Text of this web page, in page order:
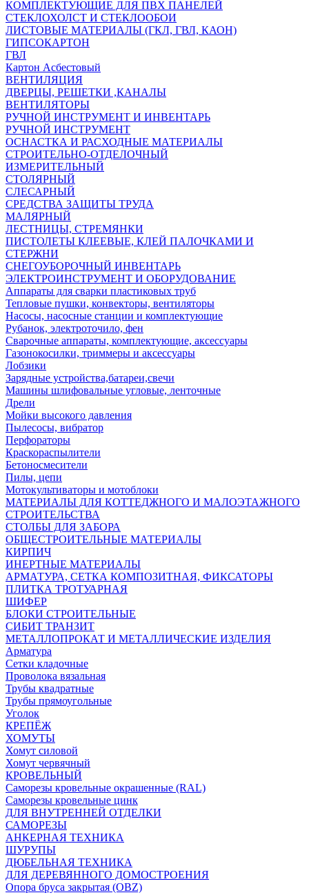
КОМПЛЕКТУЮЩИЕ ДЛЯ ПВХ ПАНЕЛЕЙ
СТЕКЛОХОЛСТ И СТЕКЛООБОИ
ЛИСТОВЫЕ МАТЕРИАЛЫ (ГКЛ, ГВЛ, КАОН)
ГИПСОКАРТОН
ГВЛ
Картон Асбестовый
ВЕНТИЛЯЦИЯ
ДВЕРЦЫ, РЕШЕТКИ ,КАНАЛЫ
ВЕНТИЛЯТОРЫ
РУЧНОЙ ИНСТРУМЕНТ И ИНВЕНТАРЬ
РУЧНОЙ ИНСТРУМЕНТ
ОСНАСТКА И РАСХОДНЫЕ МАТЕРИАЛЫ
СТРОИТЕЛЬНО-ОТДЕЛОЧНЫЙ
ИЗМЕРИТЕЛЬНЫЙ
СТОЛЯРНЫЙ
СЛЕСАРНЫЙ
СРЕДСТВА ЗАЩИТЫ ТРУДА
МАЛЯРНЫЙ
ЛЕСТНИЦЫ, СТРЕМЯНКИ
ПИСТОЛЕТЫ КЛЕЕВЫЕ, КЛЕЙ ПАЛОЧКАМИ И
СТЕРЖНИ
СНЕГОУБОРОЧНЫЙ ИНВЕНТАРЬ
ЭЛЕКТРОИНСТРУМЕНТ И ОБОРУДОВАНИЕ
Аппараты для сварки пластиковых труб
Тепловые пушки, конвекторы, вентиляторы
Насосы, насосные станции и комплектующие
Рубанок, электроточило, фен
Сварочные аппараты, комплектующие, аксессуары
Газонокосилки, триммеры и аксессуары
Лобзики
Зарядные устройства,батареи,свечи
Машины шлифовальные угловые, ленточные
Дрели
Мойки высокого давления
Пылесосы, вибратор
Перфораторы
Краскораспылители
Бетоносмесители
Пилы, цепи
Мотокультиваторы и мотоблоки
МАТЕРИАЛЫ ДЛЯ КОТТЕДЖНОГО И МАЛОЭТАЖНОГО
СТРОИТЕЛЬСТВА
СТОЛБЫ ДЛЯ ЗАБОРА
ОБЩЕСТРОИТЕЛЬНЫЕ МАТЕРИАЛЫ
КИРПИЧ
ИНЕРТНЫЕ МАТЕРИАЛЫ
АРМАТУРА, СЕТКА КОМПОЗИТНАЯ, ФИКСАТОРЫ
ПЛИТКА ТРОТУАРНАЯ
ШИФЕР
БЛОКИ СТРОИТЕЛЬНЫЕ
СИБИТ ТРАНЗИТ
МЕТАЛЛОПРОКАТ И МЕТАЛЛИЧЕСКИЕ ИЗДЕЛИЯ
Арматура
Сетки кладочные
Проволока вязальная
Трубы квадратные
Трубы прямоугольные
Уголок
КРЕПЁЖ
ХОМУТЫ
Хомут силовой
Хомут червячный
КРОВЕЛЬНЫЙ
Саморезы кровельные окрашенные (RAL)
Саморезы кровельные цинк
ДЛЯ ВНУТРЕННЕЙ ОТДЕЛКИ
САМОРЕЗЫ
АНКЕРНАЯ ТЕХНИКА
ШУРУПЫ
ДЮБЕЛЬНАЯ ТЕХНИКА
ДЛЯ ДЕРЕВЯННОГО ДОМОСТРОЕНИЯ
Опора бруса закрытая (OBZ)